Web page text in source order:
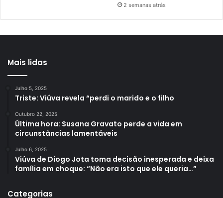
2 semanas atrás
Mais lidas
Julho 5, 2025
Triste: Viúva revela “perdi o marido e o filho
Outubro 22, 2025
Última hora: Susana Gravato perde a vida em
circunstâncias lamentáveis
Julho 6, 2025
Viúva de Diogo Jota toma decisão inesperada e deixa
família em choque: “Não era isto que ele queria…”
Categorias